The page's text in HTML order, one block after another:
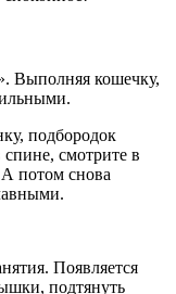
Выполняя кошечку,
подбородок
смотрите в
А потом снова
Появляется
подтянуть